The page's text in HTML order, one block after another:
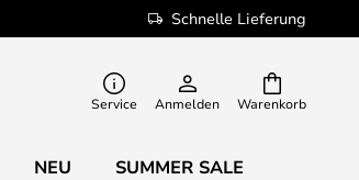
Schnelle Lieferung
Warenkorb
Service Anmelden
NEU SUMMER SALE